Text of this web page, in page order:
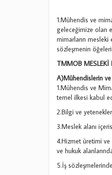
1.Mühendis ve
geleceğimize olan
mimarların
sözleşmenin
TMMOB MESLEKİ
A)Mühendislerin ve
1.Mühendis ve
temel ilkesi kabul
2.Bilgi ve
3.Meslek alanı
4.Hizmet üretimi ve
ve hukuk
5.İş